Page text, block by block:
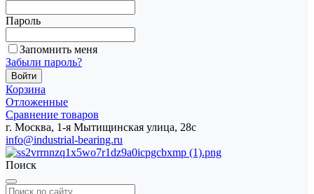
Пароль
Запомнить меня
Забыли пароль?
Корзина
Отложенные
Сравнение товаров
г. Москва, 1-я Мытищинская улица, 28с
info@industrial-bearing.ru
Поиск